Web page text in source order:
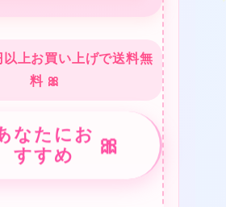
上お買い上げで送料無
料 🎀
なたにお
すすめ
🎀